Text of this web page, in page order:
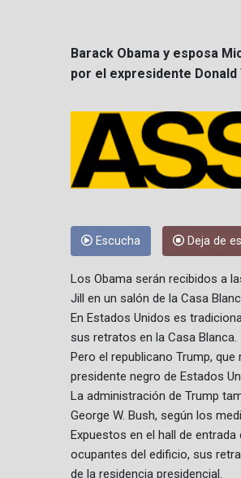
Barack Obama y esposa
por el expresidente
Escucha Deja de
Los Obama serán recibidos a
Jill en un salón de la Casa
En Estados Unidos es
sus retratos en la Casa Blanca.
Pero el republicano Trump,
presidente negro de Estados
La administración de Trump
George W. Bush, según los
Expuestos en el hall de
ocupantes del edificio, sus
de la residencia presidencial.